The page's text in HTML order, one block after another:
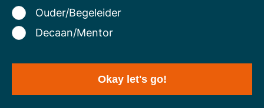
Ouder/Begeleider
Decaan/Mentor